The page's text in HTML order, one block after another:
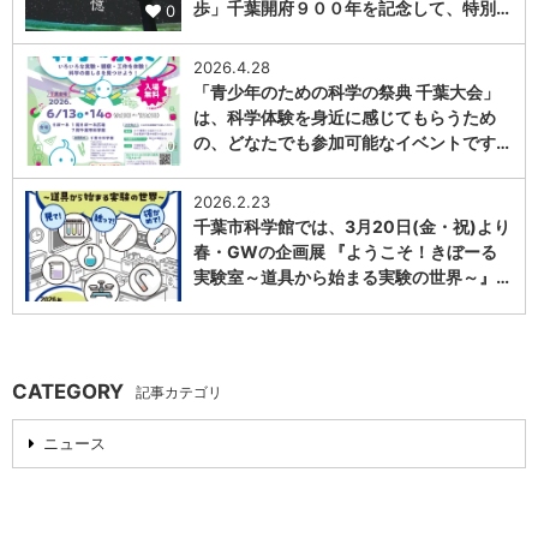
0
歩」千葉開府９００年を記念して、特別…
0
2026.4.28
「青少年のための科学の祭典 千葉大会」
は、科学体験を身近に感じてもらうため
の、どなたでも参加可能なイベントです…
0
2026.2.23
千葉市科学館では、3月20日(金・祝)より
春・GWの企画展 『ようこそ！きぼーる
実験室～道具から始まる実験の世界～』…
CATEGORY 記事カテゴリ
ニュース